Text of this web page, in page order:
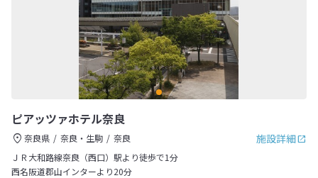
ピアッツァホテル奈良
施設詳細
奈良県 奈良・生駒
奈良
ＪＲ大和路線奈良（西口）駅より徒歩で1分
西名阪道郡山インターより20分